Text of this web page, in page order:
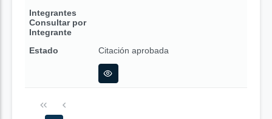
Integrantes
Consultar por
Integrante
Estado
Citación aprobada